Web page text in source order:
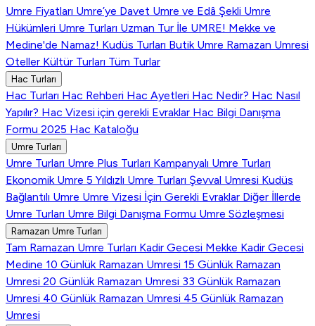
Umre Fiyatları Umre’ye Davet Umre ve Edâ Şekli Umre
Hükümleri Umre Turları Uzman Tur İle UMRE! Mekke ve
Medine'de Namaz! Kudüs Turları Butik Umre Ramazan Umresi
Oteller Kültür Turları Tüm Turlar
Hac Turları
Hac Turları Hac Rehberi Hac Ayetleri Hac Nedir? Hac Nasıl
Yapılır? Hac Vizesi için gerekli Evraklar Hac Bilgi Danışma
Formu 2025 Hac Kataloğu
Umre Turları
Umre Turları Umre Plus Turları Kampanyalı Umre Turları
Ekonomik Umre 5 Yıldızlı Umre Turları Şevval Umresi Kudüs
Bağlantılı Umre Umre Vizesi İçin Gerekli Evraklar Diğer İllerde
Umre Turları Umre Bilgi Danışma Formu Umre Sözleşmesi
Ramazan Umre Turları
Tam Ramazan Umre Turları Kadir Gecesi Mekke Kadir Gecesi
Medine 10 Günlük Ramazan Umresi 15 Günlük Ramazan
Umresi 20 Günlük Ramazan Umresi 33 Günlük Ramazan
Umresi 40 Günlük Ramazan Umresi 45 Günlük Ramazan
Umresi